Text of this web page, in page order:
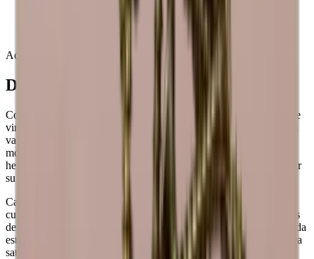
Las vinotecas Caverack son hechas a mano, por lo que
Acerca de Caverack
Diseño danés modular
Con más de 20+ módulos diferentes, puede crear la pared o sala de
vinos que desee. Puedes añadir detalles únicos como soportes para
vasos, placas traseras y bases para satisfacer tus deseos. Todos los
módulos y accesorios también están disponibles en nuestra
herramienta de diseño en línea gratuita si desea empezar a construir
su bodega de ensueño de inmediato.
Caverack es una marca danesa y todos los módulos han sido
cuidadosamente diseñados en Dinamarca por nuestros decoradores
de interiores. Se fabrican en un taller de carpintería de Europa. Cada
estante para vino se crea centrándose en la calidad y la estética para
satisfacer sus necesidades de almacenamiento de vino con estilo.